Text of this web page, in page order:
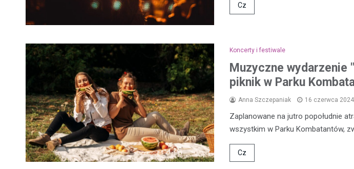
Cz
Koncerty i festiwale
Muzyczne wydarzenie
piknik w Parku
Anna Szczepaniak 16 czerwca 2024
Zaplanowane na jutro popołudnie
wszystkim w Parku Kombatantów,
Cz